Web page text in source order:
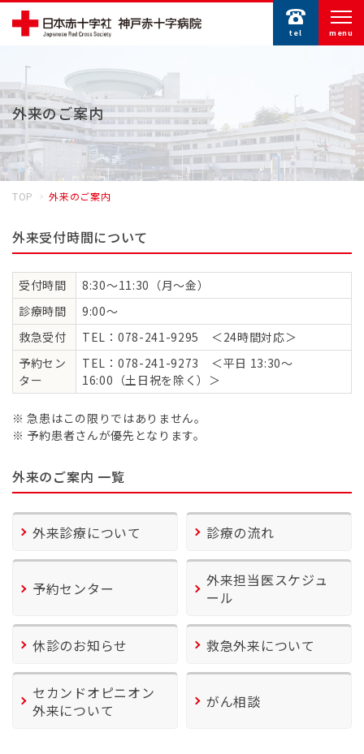
tel menu
外来のご案内
TOP 外来のご案内
外来受付時間について
受付時間
8:30～11:30（月～金）
診療時間
9:00～
救急受付
TEL：078-241-9295 ＜24時間対応＞
予約セン
ター
TEL：078-241-9273 ＜平日 13:30～
16:00（土日祝を除く）＞
※ 急患はこの限りではありません。
※ 予約患者さんが優先となります。
外来のご案内 一覧
外来診療について 診療の流れ
予約センター
外来担当医スケジュ
ール
休診のお知らせ 救急外来について
セカンドオピニオン
外来について
がん相談